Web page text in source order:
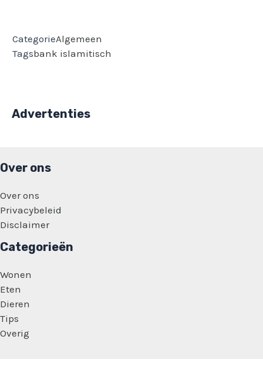
CategorieAlgemeen
Tagsbank islamitisch
Advertenties
Over ons
Over ons
Privacybeleid
Disclaimer
Categorieën
Wonen
Eten
Dieren
Tips
Overig